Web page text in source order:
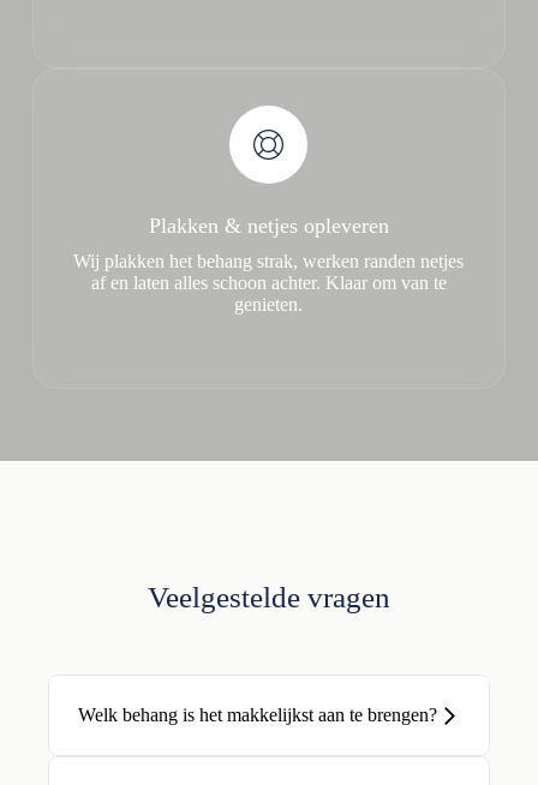
Plakken & netjes opleveren
Wij plakken het behang strak, werken randen netjes
af en laten alles schoon achter. Klaar om van te
genieten.
Veelgestelde vragen
Welk behang is het makkelijkst aan te brengen?